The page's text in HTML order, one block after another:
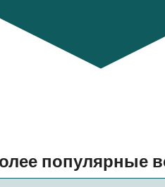
популярные